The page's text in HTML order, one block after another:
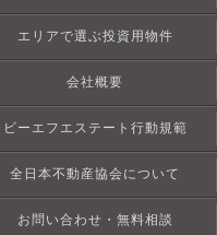
エリアで選ぶ投資用物件
会社概要
ビーエフエステート行動規範
全日本不動産協会について
お問い合わせ・無料相談